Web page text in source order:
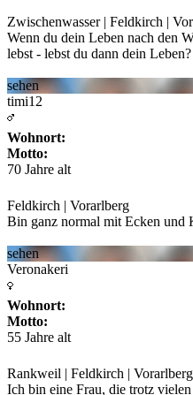
Zwischenwasser | Feldkirch |
Wenn du dein Leben nach den
lebst - lebst du dann dein Leben?
sehen
timi12
Wohnort:
Motto:
70 Jahre alt
Feldkirch | Vorarlberg
Bin ganz normal mit Ecken und
sehen
Veronakeri
Wohnort:
Motto:
55 Jahre alt
Rankweil | Feldkirch | Vorarlberg
Ich bin eine Frau, die trotz